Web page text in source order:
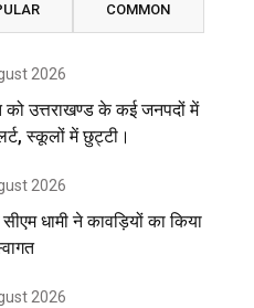
COMMON
2026
उत्तराखण्ड के कई जनपदों में
स्कूलों में छुट्टी।
2026
सीएम धामी ने कावड़ियों का किया
2026